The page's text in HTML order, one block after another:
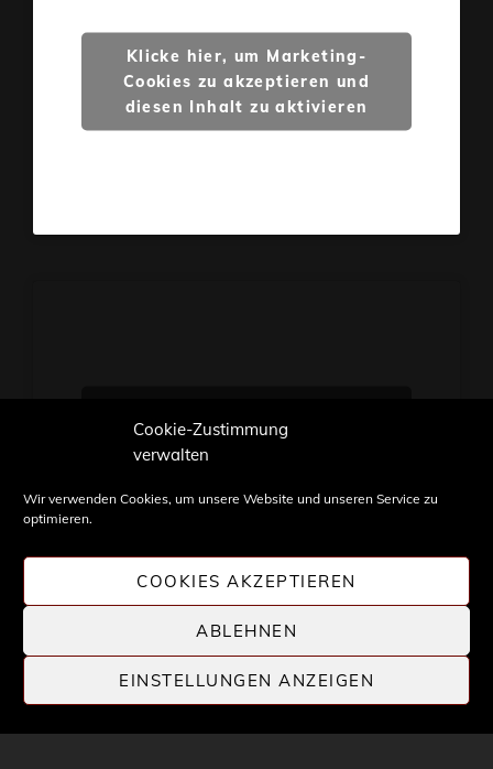
Cookie-Zustimmung
verwalten
Wir verwenden Cookies, um unsere Website und unseren Service zu
optimieren.
COOKIES AKZEPTIEREN
ABLEHNEN
EINSTELLUNGEN ANZEIGEN
Klicke hier, um Marketing-
Cookies zu akzeptieren und
diesen Inhalt zu aktivieren
Cookies zu akzeptieren und
diesen Inhalt zu aktivieren
Weiterverwendung nur mit Zustimmung von
STONE PROG.